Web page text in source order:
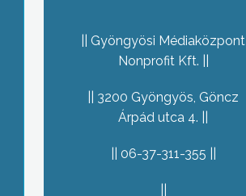
Gyöngyösi Médiaközpont
Nonprofit Kft.
3200 Gyöngyös, Göncz
Árpád utca 4.
06-37-311-355